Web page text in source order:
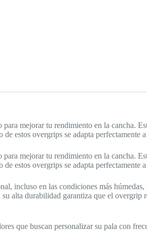
mejorar tu rendimiento en la cancha.
estos overgrips se adapta
mejorar tu rendimiento en la cancha.
estos overgrips se adapta
incluso en las condiciones más
alta durabilidad garantiza que el
que buscan personalizar su pala con